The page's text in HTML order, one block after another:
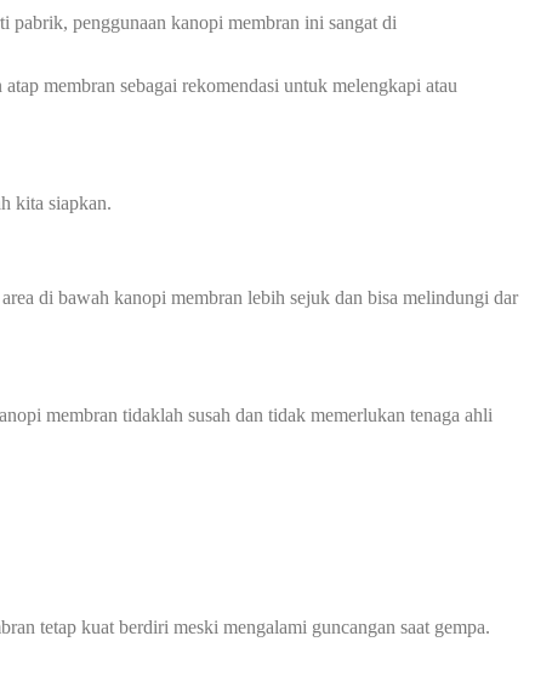
pabrik, penggunaan kanopi membran ini sangat di
membran sebagai rekomendasi untuk melengkapi atau
kita siapkan.
di bawah kanopi membran lebih sejuk dan bisa melindungi dar
membran tidaklah susah dan tidak memerlukan tenaga ahli
tetap kuat berdiri meski mengalami guncangan saat gempa.